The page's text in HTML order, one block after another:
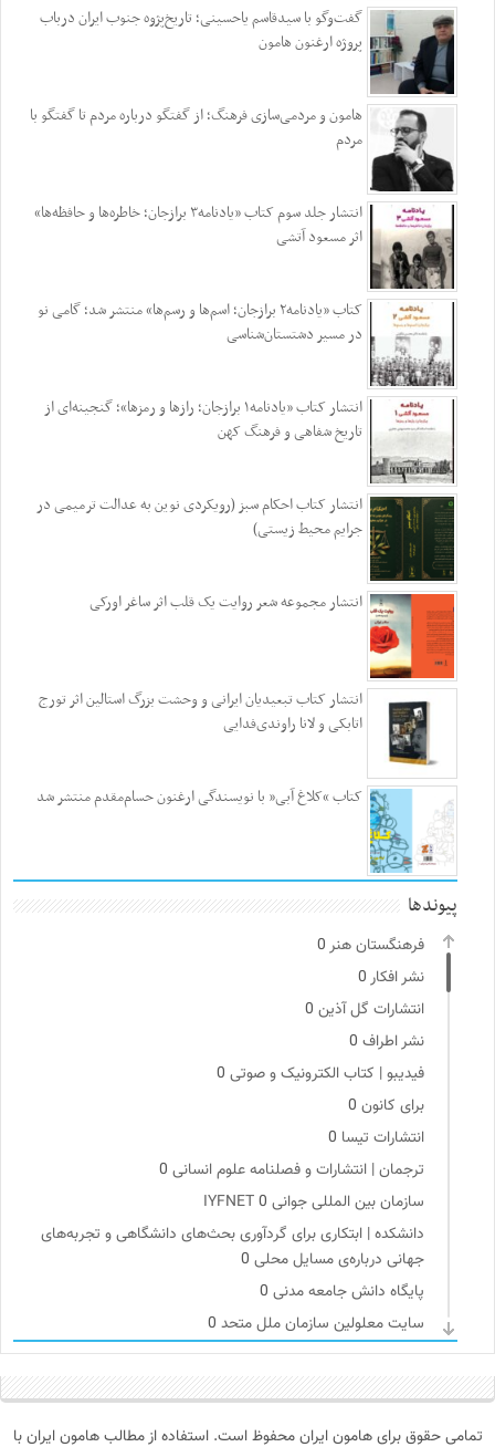
گفت‌وگو با سیدقاسم یاحسینی؛ تاریخ‌پژوه جنوب ایران درباب
پروژه ارغنون هامون
هامون و مردمی‌سازی فرهنگ؛ از گفتگو درباره مردم تا گفتگو با
مردم
انتشار جلد سوم کتاب «یادنامه۳ برازجان؛ خاطره‌ها و حافظه‌ها»
اثر مسعود آتشی
کتاب «یادنامه۲ برازجان؛ اسم‌ها و رسم‌ها» منتشر شد؛ گامی نو
در مسیر دشتستان‌شناسی
انتشار کتاب «یادنامه۱ برازجان؛ رازها و رمزها»؛ گنجینه‌ای از
تاریخ شفاهی و فرهنگ کهن
انتشار کتاب احکام سبز (رویکردی نوین به عدالت ترمیمی در
جرایم محیط‌ زیستی)
انتشار مجموعه شعر روایت یک قلب اثر ساغر اورکی
انتشار کتاب تبعیدیان ایرانی و وحشت بزرگ استالین اثر تورج
اتابکی و لانا راوندی‌فدایی
کتاب “کلاغ آبی” با نویسندگی ارغنون حسام‌مقدم منتشر شد
پیوندها
فرهنگستان هنر
نشر افکار
انتشارات گل آذین
نشر اطراف
فیدیبو | کتاب الکترونیک و صوتی
برای کانون
انتشارات تیسا
ترجمان | انتشارات و فصلنامه علوم انسانی
سازمان بین المللی جوانی IYFNET 0
دانشکده | ابتکاری برای گردآوری بحث‌های دانشگاهی و تجربه‌های
جهانی درباره‌ی مسایل محلی
پایگاه دانش جامعه مدنی
سایت معلولین سازمان ملل متحد
ملواز | مرجع دانلود موسیقی ملل0
جامعه معلولین ایران0
تمامی حقوق برای هامون ایران محفوظ است. استفاده از مطالب هامون ایران با